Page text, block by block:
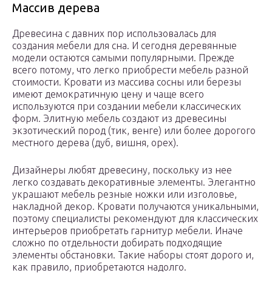
Массив дерева
Древесина с давних пор использовалась для
создания мебели для сна. И сегодня деревянные
модели остаются самыми популярными. Прежде
всего потому, что легко приобрести мебель разной
стоимости. Кровати из массива сосны или березы
имеют демократичную цену и чаще всего
используются при создании мебели классических
форм. Элитную мебель создают из древесины
экзотический пород (тик, венге) или более дорогого
местного дерева (дуб, вишня, орех).
Дизайнеры любят древесину, поскольку из нее
легко создавать декоративные элементы. Элегантно
украшают мебель резные ножки или изголовье,
накладной декор. Кровати получаются уникальными,
поэтому специалисты рекомендуют для классических
интерьеров приобретать гарнитур мебели. Иначе
сложно по отдельности добирать подходящие
элементы обстановки. Такие наборы стоят дорого и,
как правило, приобретаются надолго.